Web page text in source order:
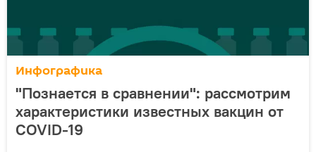
Инфографика
"Познается в сравнении": рассмотрим
характеристики известных вакцин от
COVID-19